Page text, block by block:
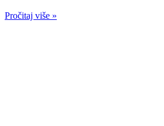
Pročitaj više »